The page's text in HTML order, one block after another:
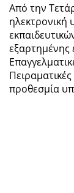
Από την
εξαρτημένης
προθεσμία